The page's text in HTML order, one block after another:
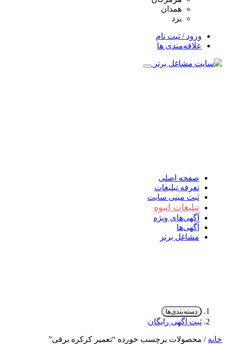
همدان
یزد
ورود / ثبت نام
علاقه‌مندی ها
صفحه اصلی
تعرفه تبلیغات
ثبت مینی سایت
تبلیغات انبوه
آگهی‌های ویژه
آگهی‌ها
مشاغل برتر
دسته‌بندی‌ها
ثبت اگهی رایگان
خانه / محصولات برچسب خورده “تعمیر کرکره برقی”